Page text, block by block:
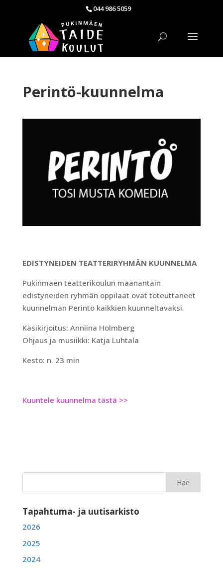
044 986 5059
Perintö-kuunnelma
EDISTYNEIDEN TEATTERIRYHMÄN KUUNNELMA
Pukinmäen teatterikoulun maanantain
edistyneiden ryhmän oppilaat ovat toteuttaneet
kuunnelman Perintö kaikkien kuunneltavaksi.
Käsikirjoitus: Anniina Holmberg
Ohjaus ja musiikki: Katja Luhtala
Kesto: n. 23 min
Kuuntele kuunnelma tästä >>
Tapahtuma- ja uutisarkisto
2026
2025
2024